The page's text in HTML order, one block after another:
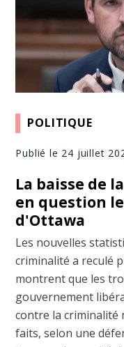
POLITIQUE
Publié le 24 juillet
La baisse de
en question
d'Ottawa
Les nouvelles
criminalité a reculé
montrent que les
gouvernement
contre la criminalité
faits, selon une